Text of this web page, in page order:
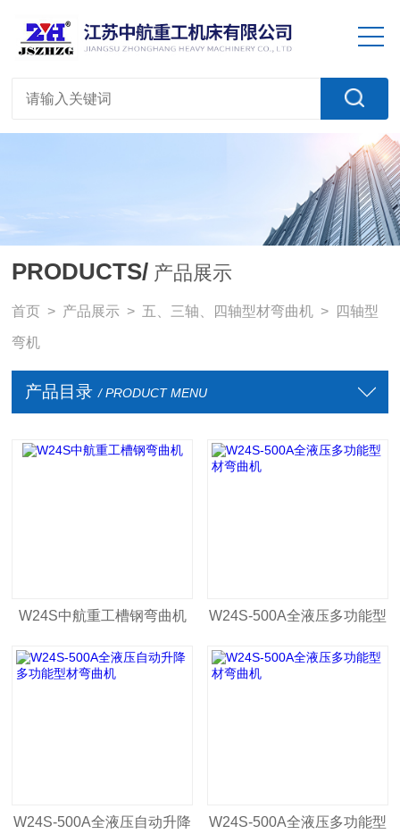
PRODUCTS/ 产品展示
首页 > 产品展示 > 五、三轴、四轴型材弯曲机 > 四轴型
弯机
产品目录 / PRODUCT MENU
W24S中航重工槽钢弯曲机 W24S-500A全液压多功能型
材弯曲机
W24S-500A全液压自动升降 W24S-500A全液压多功能型